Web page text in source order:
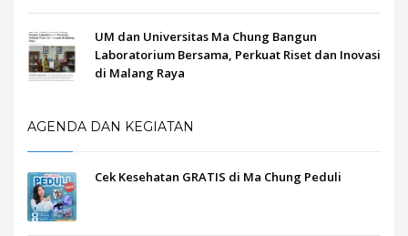
UM dan Universitas Ma Chung Bangun
Laboratorium Bersama, Perkuat Riset dan Inovasi
di Malang Raya
AGENDA DAN KEGIATAN
Cek Kesehatan GRATIS di Ma Chung Peduli